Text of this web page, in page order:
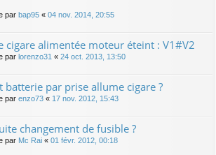
par bap95 « 04 nov. 2014, 20:55
cigare alimentée moteur éteint : V1#V2
par lorenzo31 « 24 oct. 2013, 13:50
batterie par prise allume cigare ?
par enzo73 « 17 nov. 2012, 15:43
changement de fusible ?
par Mc Rai « 01 févr. 2012, 00:18